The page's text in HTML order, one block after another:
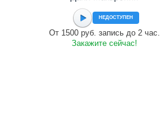
НЕДОСТУПЕН
От 1500 руб. запись до 2 час.
Закажите сейчас!